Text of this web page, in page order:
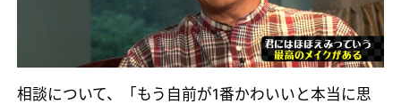
相談について、「もう自前が1番かわいいと本当に思